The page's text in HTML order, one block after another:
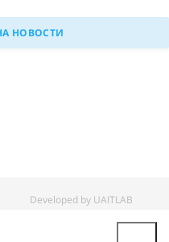
Developed by UAITLAB